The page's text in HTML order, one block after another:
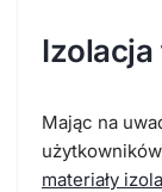
Mając na
materiały